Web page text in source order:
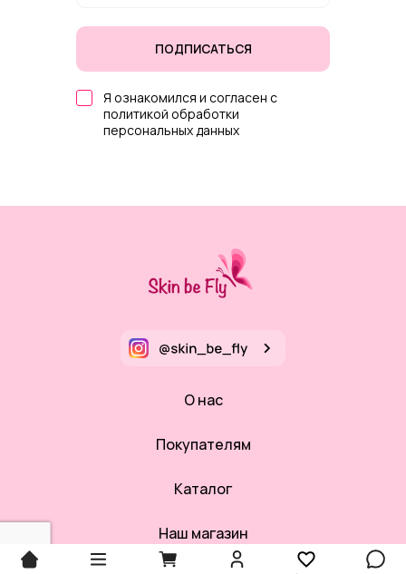
ПОДПИСАТЬСЯ
Я ознакомился и согласен с
политикой обработки
персональных данных
О нас
Покупателям
Каталог
Наш магазин